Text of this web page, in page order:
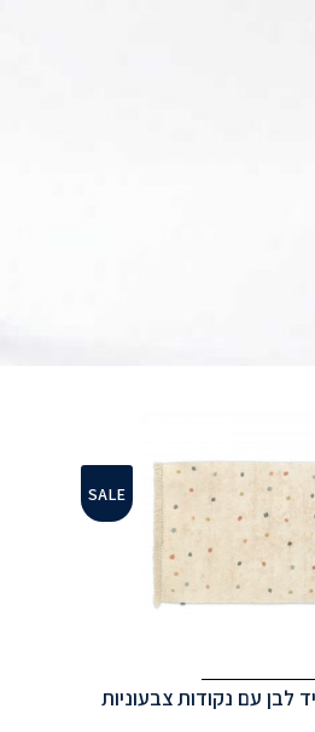
SALE
לבן עם נקודות צבעוניות